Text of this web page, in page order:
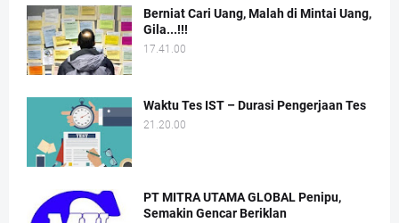
Berniat Cari Uang, Malah di Mintai Uang,
Gila...!!!
17.41.00
Waktu Tes IST – Durasi Pengerjaan Tes
21.20.00
PT MITRA UTAMA GLOBAL Penipu,
Semakin Gencar Beriklan